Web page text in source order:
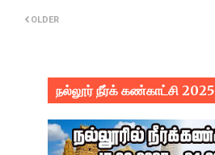
OLDER
நல்லூர் நீர்க் கண்காட்சி 2025